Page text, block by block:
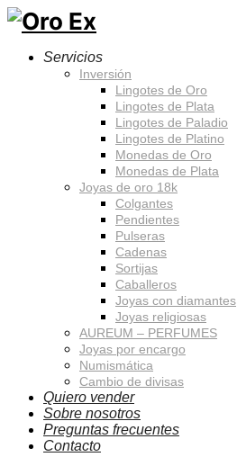
Servicios
Inversión
Lingotes de Oro
Lingotes de Plata
Lingotes de Paladio
Lingotes de Platino
Monedas de Oro
Monedas de Plata
Joyas de oro 18k
Colgantes
Pendientes
Pulseras
Cadenas
Sortijas
Caballeros
Joyas con diamantes
Joyas religiosas
AUREUM – PERFUMES
Joyas por encargo
Numismática
Cambio de divisas
Quiero vender
Sobre nosotros
Preguntas frecuentes
Contacto